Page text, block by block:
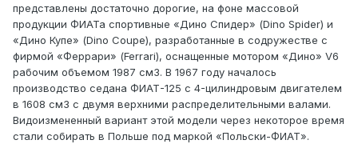
представлены достаточно дорогие, на фоне массовой
продукции ФИАТа спортивные «Дино Спидер» (Dino Spider) и
«Дино Купе» (Dino Coupe), разработанные в содружестве с
фирмой «Феррари» (Ferrari), оснащенные мотором «Дино» V6
рабочим объемом 1987 см3. В 1967 году началось
производство седана ФИАТ-125 с 4-цилиндровым двигателем
в 1608 см3 с двумя верхними распределительными валами.
Видоизмененный вариант этой модели через некоторое время
стали собирать в Польше под маркой «Польски-ФИАТ».